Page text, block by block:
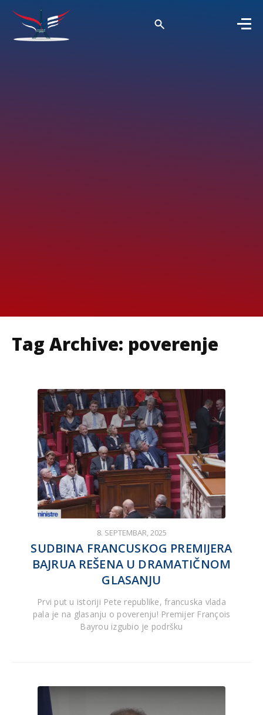
Tag Archive: poverenje
8. SEPTEMBAR, 2025
SUDBINA FRANCUSKOG PREMIJERA
BAJRUA REŠENA U DRAMATIČNOM
GLASANJU
Prvi put u istoriji Pete republike, francuska vlada
pala je na glasanju o poverenju! Premijer François
Bayrou izgubio je podršku